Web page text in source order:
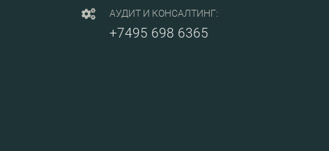
АУДИТ И КОНСАЛТИНГ:
+7495 698 6365